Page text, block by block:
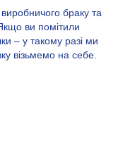
браку та
ви помітили
– у такому разі ми
візьмемо на себе.